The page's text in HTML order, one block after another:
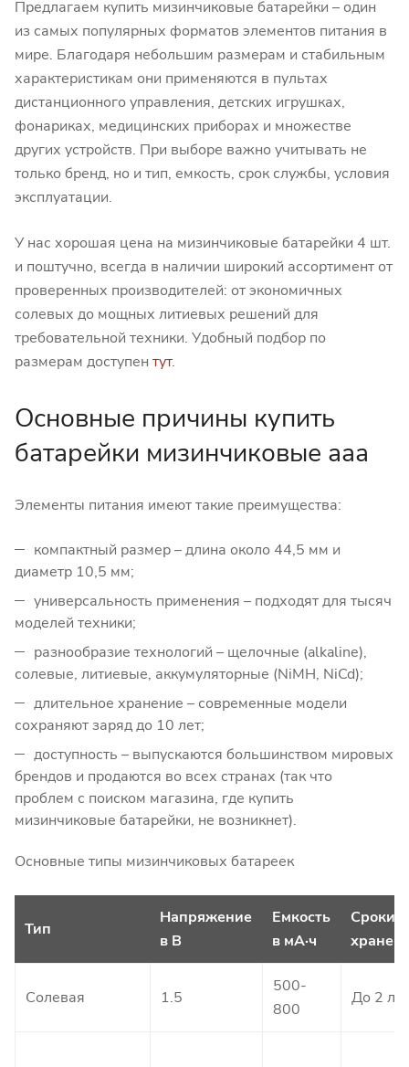
Предлагаем купить мизинчиковые батарейки – один
из самых популярных форматов элементов питания в
мире. Благодаря небольшим размерам и стабильным
характеристикам они применяются в пультах
дистанционного управления, детских игрушках,
фонариках, медицинских приборах и множестве
других устройств. При выборе важно учитывать не
только бренд, но и тип, емкость, срок службы, условия
эксплуатации.
У нас хорошая цена на мизинчиковые батарейки 4 шт.
и поштучно, всегда в наличии широкий ассортимент от
проверенных производителей: от экономичных
солевых до мощных литиевых решений для
требовательной техники. Удобный подбор по
размерам доступен тут.
Основные причины купить
батарейки мизинчиковые ааа
Элементы питания имеют такие преимущества:
компактный размер – длина около 44,5 мм и
диаметр 10,5 мм;
универсальность применения – подходят для тысяч
моделей техники;
разнообразие технологий – щелочные (alkaline),
солевые, литиевые, аккумуляторные (NiMH, NiCd);
длительное хранение – современные модели
сохраняют заряд до 10 лет;
доступность – выпускаются большинством мировых
брендов и продаются во всех странах (так что
проблем с поиском магазина, где купить
мизинчиковые батарейки, не возникнет).
Основные типы мизинчиковых батареек
Тип
Напряжение
в В
Емкость
в мА·ч
Сроки
Солевая 1.5
500-
800
До 2 лет